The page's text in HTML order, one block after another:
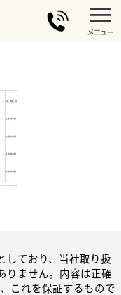
しており、当社取り扱
りません。内容は正確
これを保証するもので